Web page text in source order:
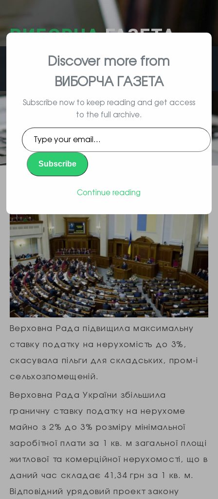
ВИБОРЧАГАЗЕТА
влада, вибори, народ
Верховна Рада підвищила
максимальну ставку податку на
нерухомість до 3%
Верховна Рада підвищила максимальну
ставку податку на нерухомість до 3%,
скасувала пільги для складських, пром-і
сельхозпомещеній.
Верховна Рада України збільшила
граничну ставку податку на нерухоме
майно з 2% до 3% розміру мінімальної
заробітної плати за 1 кв. м загальної площі
житлової та комерційної нерухомості, що в
даний час складає 41,34 грн за 1 кв. м.
Відповідний урядовий проект закону
Discover more from
ВИБОРЧА ГАЗЕТА
Subscribe now to keep reading and get access
to the full archive.
Type
your
email…
Subscribe
Continue reading